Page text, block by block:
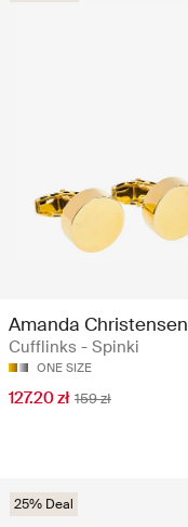
Amanda Christensen
Cufflinks - Spinki
ONE SIZE
127.20 zł 159 zł
25% Deal